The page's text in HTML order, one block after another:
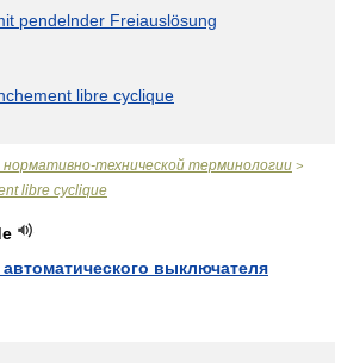
pendelnder Freiauslösung
libre cyclique
нормативно-технической терминологии >
libre cyclique
автоматического выключателя